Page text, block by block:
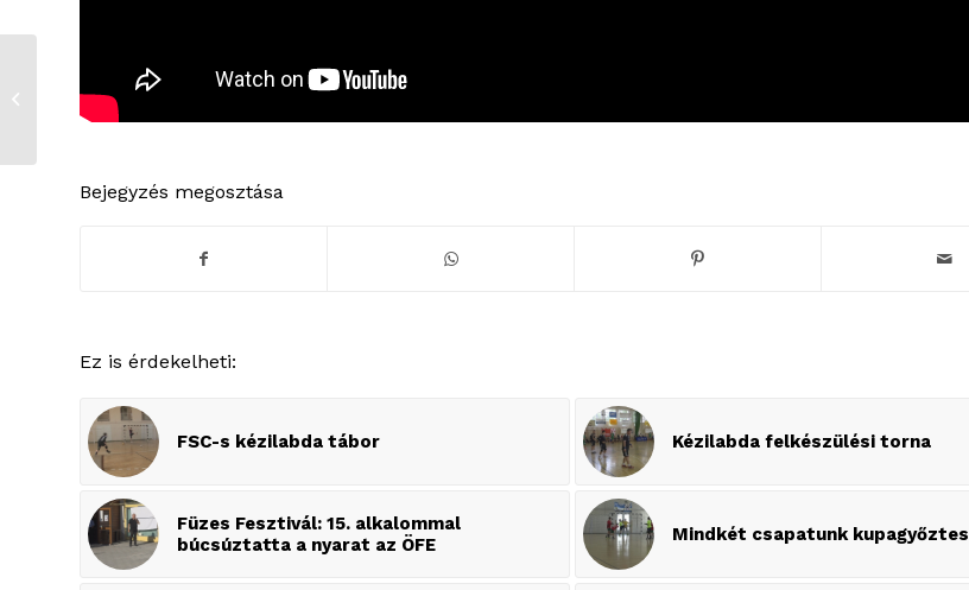
Bejegyzés megosztása
Ez is érdekelheti:
FSC-s kézilabda tábor Kézilabda felkészülési torna
Füzes Fesztivál: 15. alkalommal
búcsúztatta a nyarat az ÖFE
Mindkét csapatunk kupagyőztes
Fellobbant az öröm
lángja